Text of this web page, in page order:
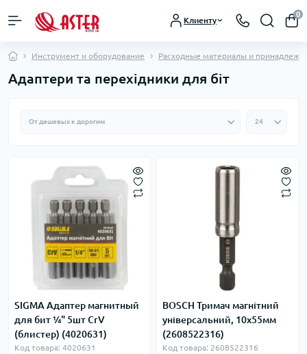
Клиенту
0
Инструмент и оборудование Расходные материалы и
Адаптери та перехідники для біт
SIGMA Адаптер магнитный
для бит ¼" 5шт CrV
(блистер) (4020631)
Код товара: 4020631
BOSCH Тримач магнітний
універсальний, 10х55мм
(2608522316)
Код товара: 2608522316